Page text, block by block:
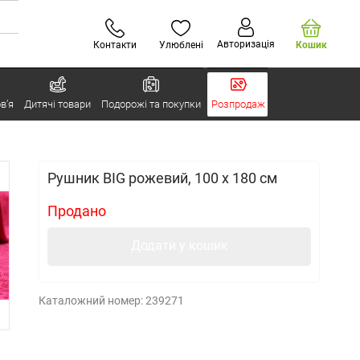
Контакти Улюблені Авторизація Кошик
Дитячі товари Подорожі та покупки Розпродаж
Рушник BIG рожевий, 100 x 180 см
Продано
Каталожний номер:239271